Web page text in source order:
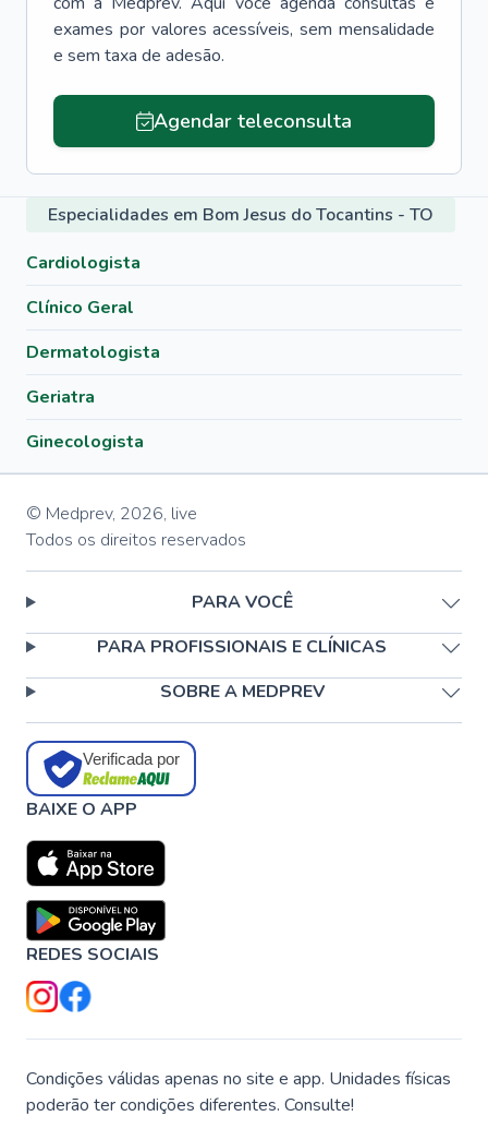
exames por valores acessíveis, sem mensalidade
e sem taxa de adesão.
Agendar teleconsulta
Especialidades em Bom Jesus do Tocantins - TO
Cardiologista
Clínico Geral
Dermatologista
Geriatra
Ginecologista
© Medprev, 2026, live
Todos os direitos reservados
PARA VOCÊ
PARA PROFISSIONAIS E CLÍNICAS
SOBRE A MEDPREV
Verificada por
BAIXE O APP
REDES SOCIAIS
Condições válidas apenas no site e app. Unidades físicas
poderão ter condições diferentes. Consulte!